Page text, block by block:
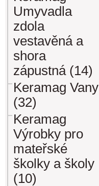
Umyvadla
zdola
vestavěná a
shora
zápustná (14)
Keramag Vany
(32)
Keramag
Výrobky pro
mateřské
školky a školy
(10)